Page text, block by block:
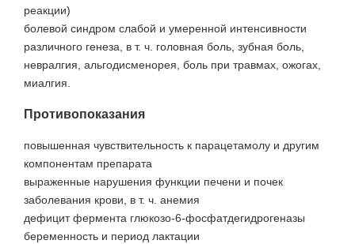
реакции)
болевой синдром слабой и умеренной интенсивности
различного генеза, в т. ч. головная боль, зубная боль,
невралгия, альгодисменорея, боль при травмах, ожогах,
миалгия.
Противопоказания
повышенная чувствительность к парацетамолу и другим
компонентам препарата
выраженные нарушения функции печени и почек
заболевания крови, в т. ч. анемия
дефицит фермента глюкозо-6-фосфатдегидрогеназы
беременность и период лактации